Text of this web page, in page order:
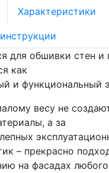
Характеристики
для обшивки стен и
как
и функциональный
весу не
а за
– прекрасно
на фасадах